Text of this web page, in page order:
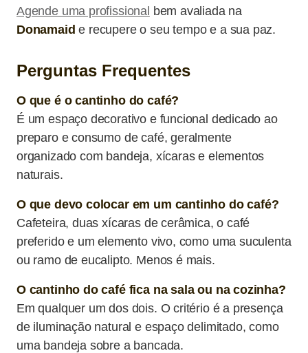
Agende uma profissional bem avaliada na
Donamaid e recupere o seu tempo e a sua paz.
Perguntas Frequentes
O que é o cantinho do café?
É um espaço decorativo e funcional dedicado ao
preparo e consumo de café, geralmente
organizado com bandeja, xícaras e elementos
naturais.
O que devo colocar em um cantinho do café?
Cafeteira, duas xícaras de cerâmica, o café
preferido e um elemento vivo, como uma suculenta
ou ramo de eucalipto. Menos é mais.
O cantinho do café fica na sala ou na cozinha?
Em qualquer um dos dois. O critério é a presença
de iluminação natural e espaço delimitado, como
uma bandeja sobre a bancada.